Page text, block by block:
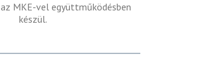
az MKE-vel együttműködésben
készül.